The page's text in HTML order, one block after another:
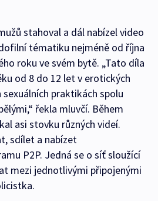
stahoval a dál nabízel video
tématiku nejméně od října
roku ve svém bytě. „Tato díla
od 8 do 12 let v erotických
sexuálních praktikách spolu
řekla mluvčí. Během
asi stovku různých videí.
sdílet a nabízet
P2P. Jedná se o síť sloužící
mezi jednotlivými připojenými